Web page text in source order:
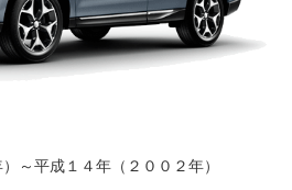
～平成１４年（２００２年）